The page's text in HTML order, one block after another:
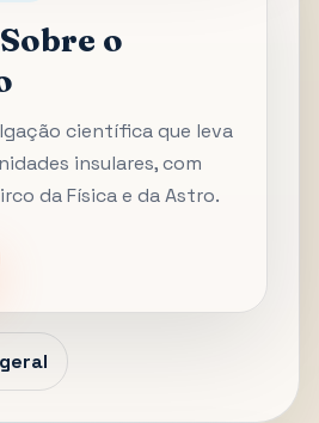
o
científica que leva
insulares, com
da Física e da Astro.